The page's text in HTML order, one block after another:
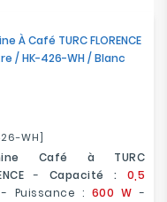
À Café TURC FLORENCE
/ HK-426-WH / Blanc
WH]
Café à TURC
- Capacité : 0,5
- Puissance : 600 W -